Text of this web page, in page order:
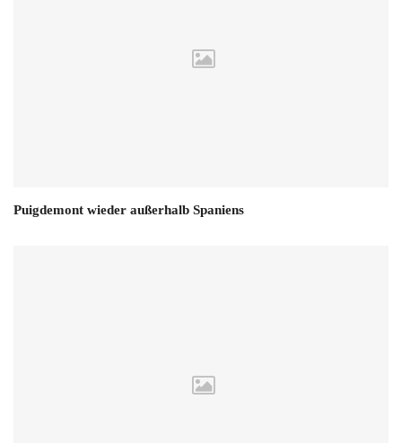
Puigdemont wieder außerhalb Spaniens